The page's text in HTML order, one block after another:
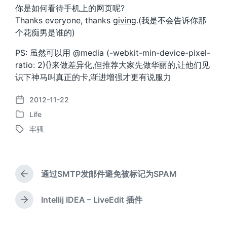
你是如何看待手机上的网页呢?
Thanks everyone, thanks giving.(我是不会告诉你那
个花痴男是谁的)
PS: 虽然可以用 @media (-webkit-min-device-pixel-
ratio: 2){}来做差异化,但推荐大家先做华丽的,让他们见
识下神马叫真正的卡,渐进增强才更有说服力
发
布
日
2012-11-22
发
布
Life
标
牢骚
上
篇
文
章
通过SMTP发邮件避免被标记为SPAM
下
Intellij IDEA – LiveEdit 插件